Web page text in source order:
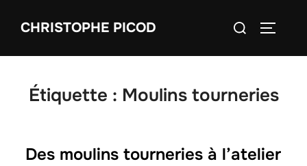
CHRISTOPHE PICOD Rechercher :
Étiquette : Moulins tourneries
Des moulins tourneries à l’atelier